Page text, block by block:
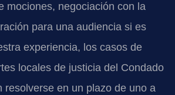
mociones, negociación con la
para una audiencia si es
experiencia, los casos de
locales de justicia del Condado
resolverse en un plazo de uno a